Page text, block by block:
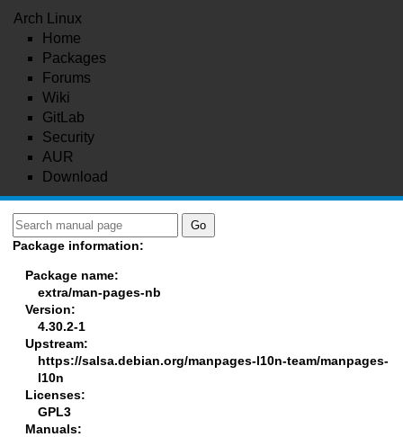
Arch Linux
Home
Packages
Forums
Wiki
GitLab
Security
AUR
Download
Package information:
Package name:
extra/man-pages-nb
Version:
4.30.2-1
Upstream:
https://salsa.debian.org/manpages-l10n-team/manpages-
l10n
Licenses:
GPL3
Manuals: